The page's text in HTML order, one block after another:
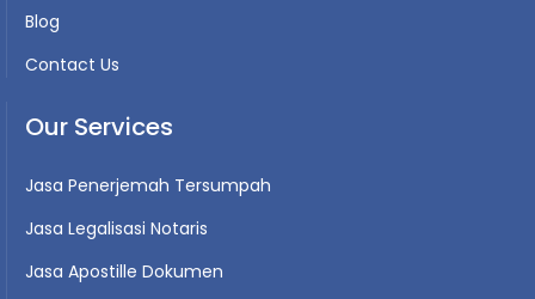
Blog
Contact Us
Our Services
Jasa Penerjemah Tersumpah
Jasa Legalisasi Notaris
Jasa Apostille Dokumen